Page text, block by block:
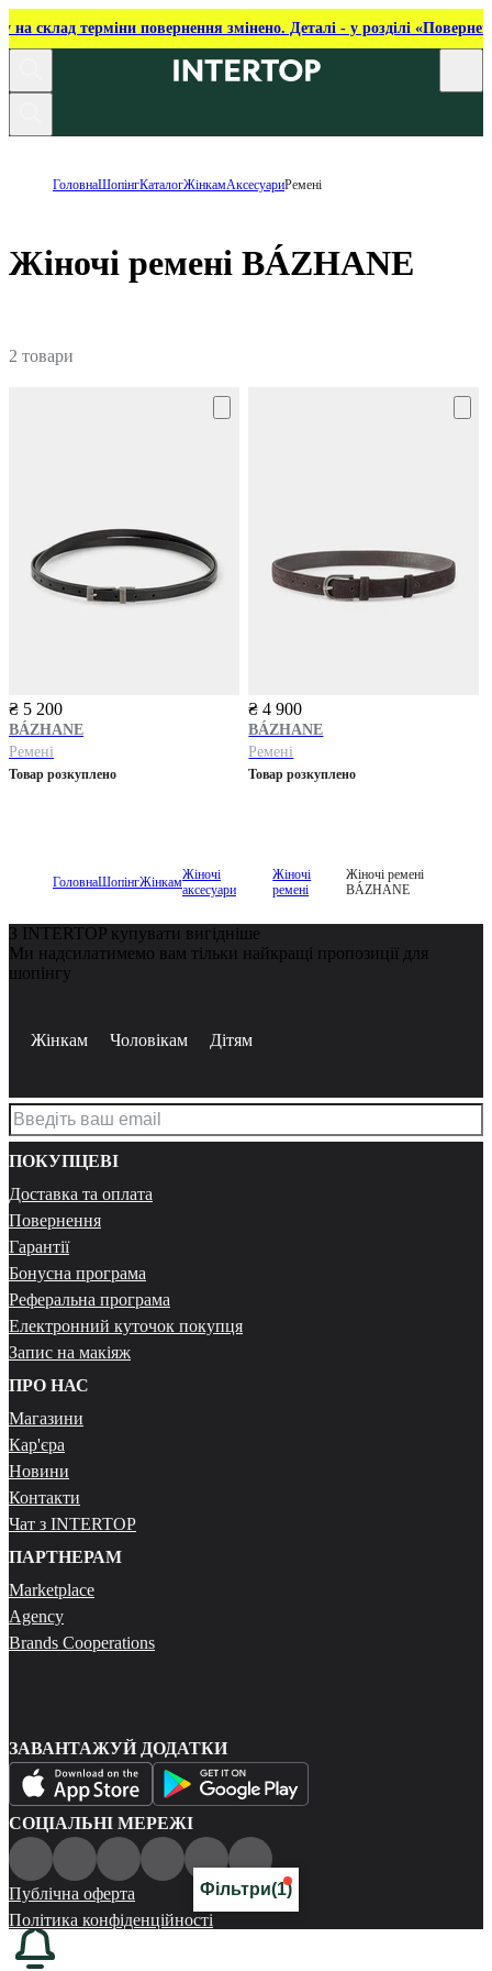
на склад терміни повернення змінено. Деталі - у розділі
ГоловнаШопінгКаталогЖінкамАксесуариРемені
Жіночі ремені BÁZHANE
2 товари
₴ 5 200
BÁZHANE
Ремені
Товар розкуплено
₴ 4 900
BÁZHANE
Ремені
Товар розкуплено
ГоловнаШопінгЖінкамЖіночі
аксесуари
Жіночі
ремені
Жіночі ремені
BÁZHANE
Фільтри(1)
З INTERTOP купувати вигідніше
Ми надсилатимемо вам тільки найкращі пропозиції для
шопінгу
Жінкам Чоловікам Дітям
ПОКУПЦЕВІ
Доставка та оплата
Повернення
Гарантії
Бонусна програма
Реферальна програма
Електронний куточок покупця
Запис на макіяж
ПРО НАС
Магазини
Кар'єра
Новини
Контакти
Чат з INTERTOP
ПАРТНЕРАМ
Marketplace
Agency
Brands Cooperations
ЗАВАНТАЖУЙ ДОДАТКИ
СОЦІАЛЬНІ МЕРЕЖІ
Публічна оферта
Політика конфіденційності
Карта сайту